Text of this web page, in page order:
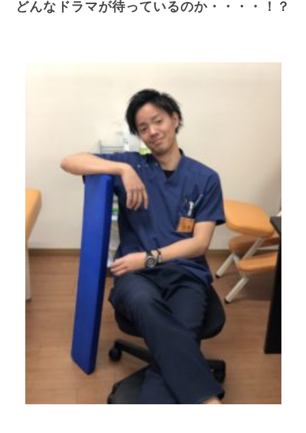
どんなドラマが待っているのか・・・・！？